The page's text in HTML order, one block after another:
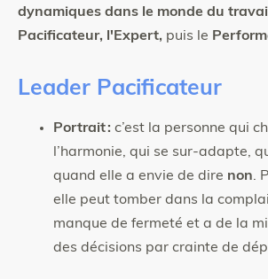
dynamiques dans le monde du
Pacificateur, l'Expert, puis le
Leader Pacificateur
Portrait : c’est la personne qui
l’harmonie, qui se sur-adapte,
quand elle a envie de dire non.
elle peut tomber dans la
manque de fermeté et a de la
des décisions par crainte de